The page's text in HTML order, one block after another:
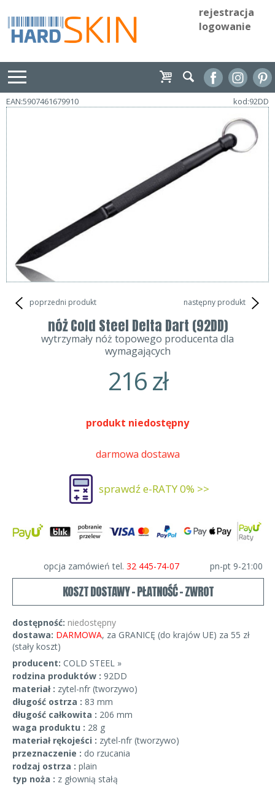
rejestracja
logowanie
EAN:5907461679910 kod:92DD
poprzedni produkt następny produkt
nóż Cold Steel Delta Dart (92DD)
wytrzymały nóż topowego producenta dla
wymagających
216zł
produkt niedostępny
darmowa dostawa
sprawdź e-RATY 0% >>
opcja zamówień tel. 32 445-74-07 pn-pt 9-21:00
KOSZT DOSTAWY - PŁATNOŚĆ - ZWROT
dostępność: niedostępny
dostawa: DARMOWA, za GRANICĘ (do krajów UE) za 55 zł
(stały koszt)
producent: COLD STEEL »
rodzina produktów : 92DD
materiał : zytel-nfr (tworzywo)
długość ostrza : 83 mm
długość całkowita : 206 mm
waga produktu : 28 g
materiał rękojeści : zytel-nfr (tworzywo)
przeznaczenie : do rzucania
rodzaj ostrza : plain
typ noża : z głownią stałą